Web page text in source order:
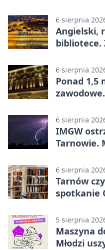
6 sierpnia
Angielski,
bibliotece.
6 sierpnia
Ponad 1,5
6 sierpnia
IMGW
Tarnowie.
6 sierpnia
Tarnów
spotkanie
5 sierpnia
Maszyna
Młodzi